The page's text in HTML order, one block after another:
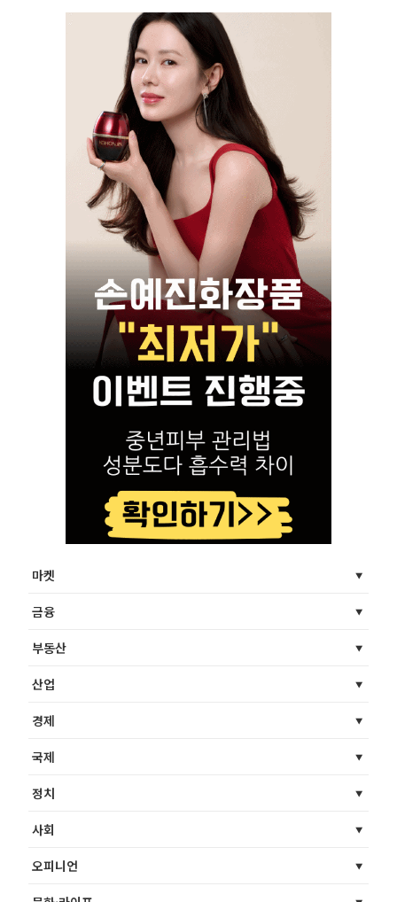
마켓
금융
부동산
산업
경제
국제
정치
사회
오피니언